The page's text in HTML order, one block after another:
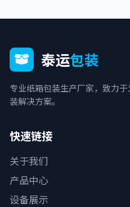
泰运包装
专业纸箱包装生产厂家，致力
装解决方案。
快速链接
关于我们
产品中心
设备展示